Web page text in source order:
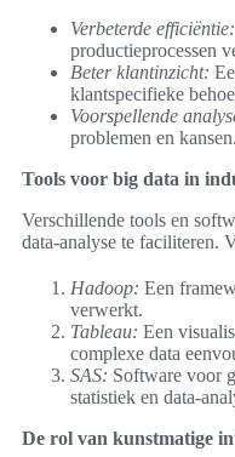
Verbeterde efficiëntie:
productieprocessen
Beter klantinzicht:
klantspecifieke
Voorspellende
problemen en kansen.
Tools voor big data in
Verschillende tools en
data-analyse te faciliteren.
Hadoop: Een
verwerkt.
Tableau: Een
complexe data
SAS: Software voor
statistiek en data-
De rol van kunstmatige